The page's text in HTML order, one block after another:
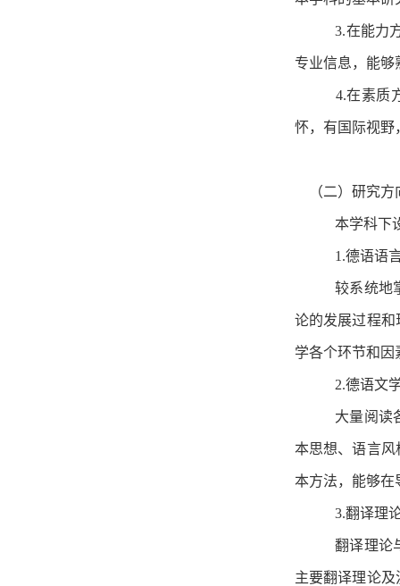
3.在能力
专业信息，能够
4.在素质
怀，有国际视野
（二）研究方
本学科下
1.德语语
较系统地
论的发展过程和
学各个环节和
2.德语文
大量阅读
本思想、语言风
本方法，能够在
3.翻译理
翻译理论
主要翻译理论